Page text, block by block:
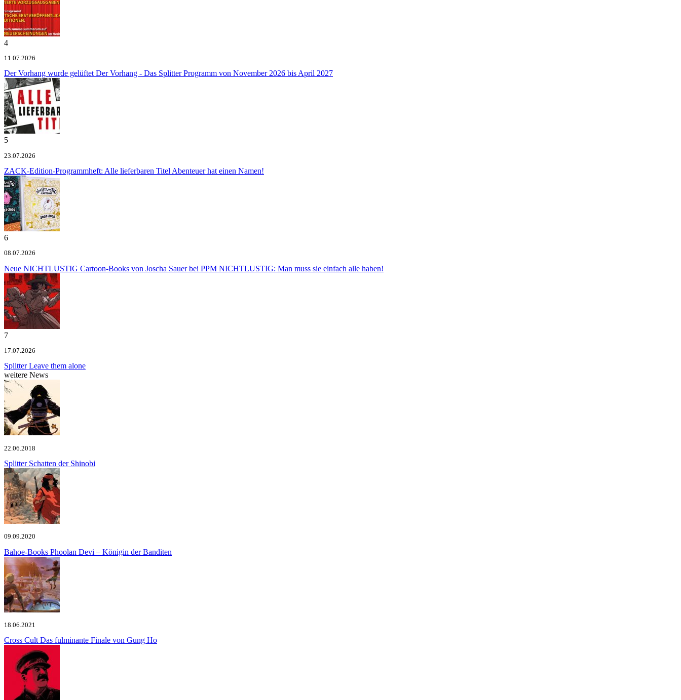
4
11.07.2026
Der Vorhang wurde gelüftet Der Vorhang - Das Splitter Programm von November 2026 bis April 2027
5
23.07.2026
ZACK-Edition-Programmheft: Alle lieferbaren Titel Abenteuer hat einen Namen!
6
08.07.2026
Neue NICHTLUSTIG Cartoon-Books von Joscha Sauer bei PPM NICHTLUSTIG: Man muss sie einfach alle haben!
7
17.07.2026
SplitterLeave them alone
weitere News
22.06.2018
SplitterSchatten der Shinobi
09.09.2020
Bahoe-Books Phoolan Devi – Königin der Banditen
18.06.2021
Cross Cult Das fulminante Finale von Gung Ho